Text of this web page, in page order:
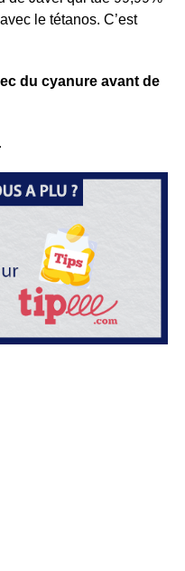
le tétanos. C’est
du cyanure avant de